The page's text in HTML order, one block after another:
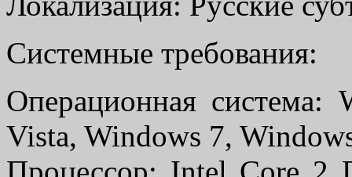
Системные требования:
Операционная
Vista, Windows 7,